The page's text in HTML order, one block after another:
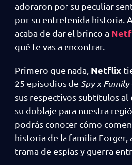
adoraron por su peculiar
por su entretenida historia.
acaba de dar el brinco a
qué te vas a encontrar.
Primero que nada, Netflix
25 episodios de Spy x Family
sus respectivos subtítulos al
su doblaje para nuestra
podrás conocer cómo
historia de la familia Forger,
trama de espías y guerra